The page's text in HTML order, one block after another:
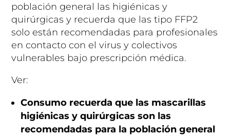
población general las higiénicas y
quirúrgicas y recuerda que las tipo FFP2
solo están recomendadas para profesionales
en contacto con el virus y colectivos
vulnerables bajo prescripción médica.
Ver:
Consumo recuerda que las mascarillas
higiénicas y quirúrgicas son las
recomendadas para la población general